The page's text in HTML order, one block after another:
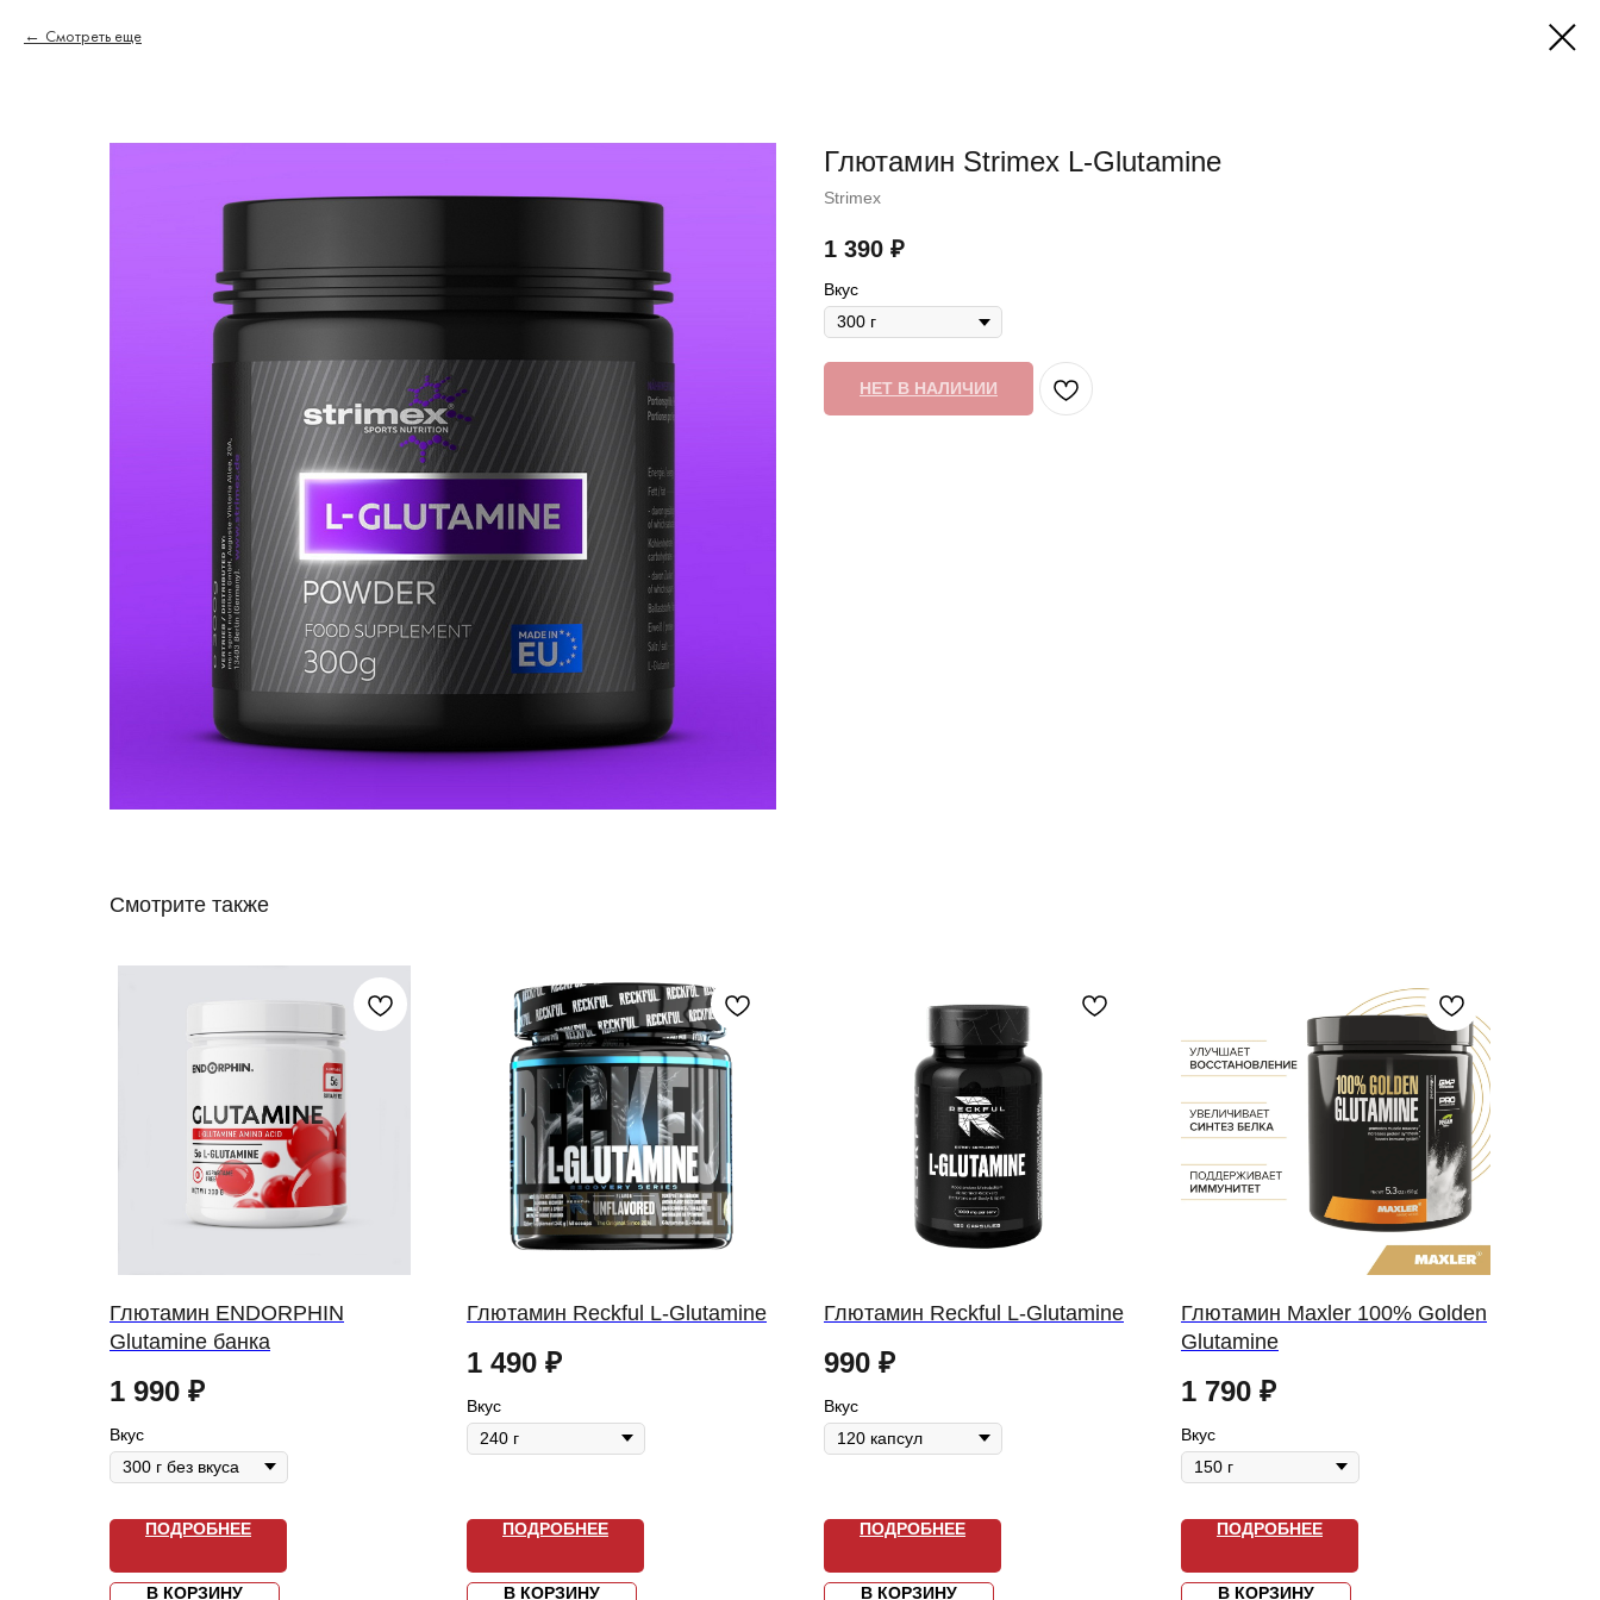
Смотреть еще
Глютамин Strimex L-Glutamine
Strimex
1 390 ₽
Вкус
НЕТ В НАЛИЧИИ
Смотрите также
Глютамин ENDORPHIN
Glutamine банка
1 990 ₽
Вкус
ПОДРОБНЕЕ
В КОРЗИНУ
Глютамин Reckful L-Glutamine
1 490 ₽
Вкус
ПОДРОБНЕЕ
В КОРЗИНУ
Глютамин Reckful L-Glutamine
990 ₽
Вкус
ПОДРОБНЕЕ
В КОРЗИНУ
Глютамин Maxler 100% Golden
Glutamine
1 790 ₽
Вкус
ПОДРОБНЕЕ
В КОРЗИНУ